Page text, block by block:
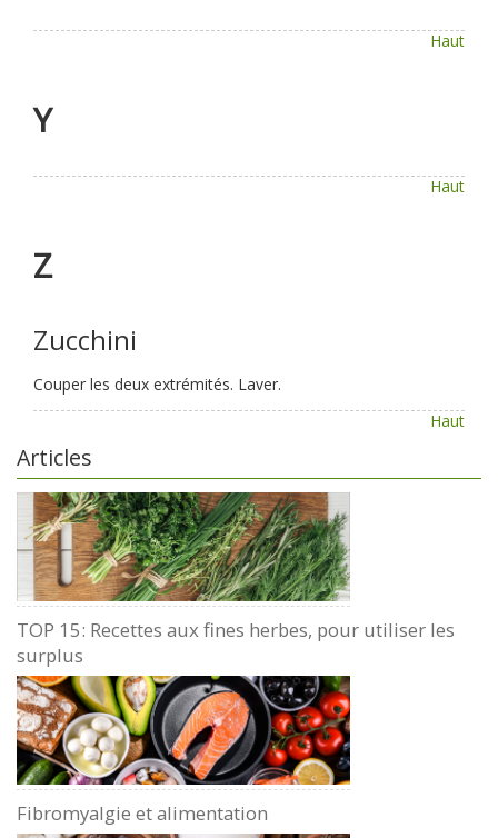
Haut
Y
Haut
Z
Zucchini
Couper les deux extrémités. Laver.
Haut
Articles
TOP 15: Recettes aux fines herbes, pour utiliser les
surplus
Fibromyalgie et alimentation